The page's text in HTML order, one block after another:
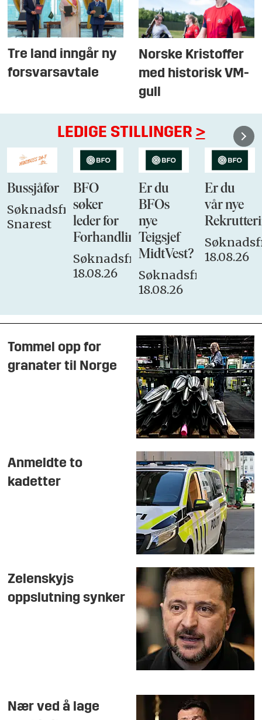
Tre land inngår ny
forsvarsavtale
Norske Kristoffer
med historisk VM-
gull
LEDIGE STILLINGER >
Bussjåfør
Søknadsfrist:
Snarest
BFO
søker
leder for
Forhandlingsutvalget
Søknadsfrist:
18.08.26
Er du
BFOs
nye
Teigsjef
MidtVest?
Søknadsfrist:
18.08.26
Er du
vår nye
18.08.26
Tommel opp for
granater til Norge
Anmeldte to
kadetter
Zelenskyjs
oppslutning synker
Nær ved å lage